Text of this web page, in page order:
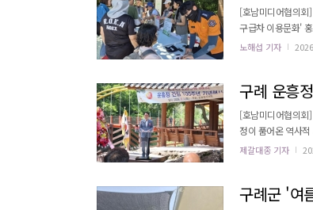
[호남미디어협의회
구급차 이용문화' 홍보 캠페인을 실시
화를 확산하고, 위
노해섭 기자
구례 운흥
[호남미디어협의회
정이 품어온 역사적 가치와 지역
시사회 회장, 문승
제갈대종 기자
구례군 '여